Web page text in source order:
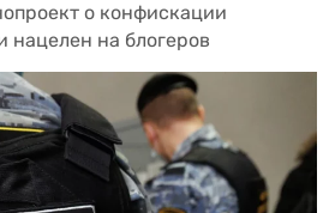
о конфискации
нацелен на блогеров